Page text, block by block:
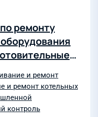
ремонту
ЭПБ и
блоков и ОСО
и ремонт
и ремонт котельных
контроль